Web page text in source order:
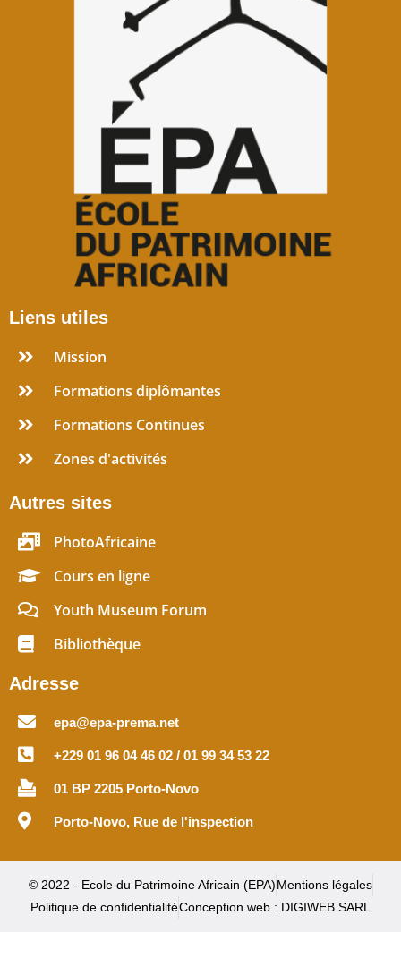
Liens utiles
Mission
Formations diplômantes
Formations Continues
Zones d'activités
Autres sites
PhotoAfricaine
Cours en ligne
Youth Museum Forum
Bibliothèque
Adresse
epa@epa-prema.net
+229 01 96 04 46 02 / 01 99 34 53 22
01 BP 2205 Porto-Novo
Porto-Novo, Rue de l'inspection
© 2022 - Ecole du Patrimoine Africain (EPA)Mentions légales
Politique de confidentialitéConception web : DIGIWEB SARL